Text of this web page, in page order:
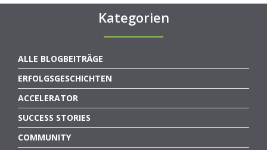
Kategorien
ALLE BLOGBEITRÄGE
ERFOLGSGESCHICHTEN
ACCELERATOR
SUCCESS STORIES
COMMUNITY